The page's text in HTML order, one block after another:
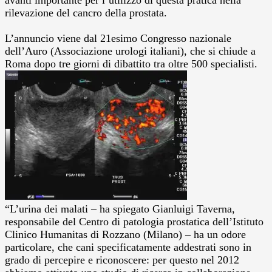
rilevazione del cancro della prostata.
L’annuncio viene dal 21esimo Congresso nazionale
dell’Auro (Associazione urologi italiani), che si chiude a
Roma dopo tre giorni di dibattito tra oltre 500 specialisti.
“L’urina dei malati – ha spiegato Gianluigi Taverna,
responsabile del Centro di patologia prostatica dell’Istituto
Clinico Humanitas di Rozzano (Milano) – ha un odore
particolare, che cani specificatamente addestrati sono in
grado di percepire e riconoscere: per questo nel 2012